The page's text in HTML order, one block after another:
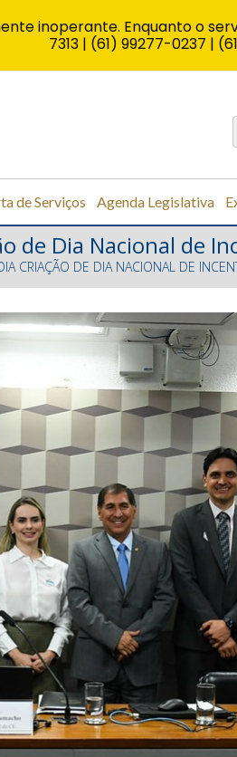
de Serviços Agenda Legislativa
de Dia Nacional de
CRIAÇÃO DE DIA NACIONAL DE
inoperante. Enquanto o
7313 | (61) 99277-0237 |